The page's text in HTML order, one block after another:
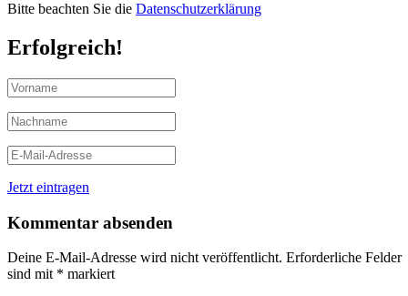
Bitte beachten Sie die Datenschutzerklärung
Erfolgreich!
Jetzt eintragen
Kommentar absenden
Deine E-Mail-Adresse wird nicht veröffentlicht. Erforderliche Felder
sind mit * markiert